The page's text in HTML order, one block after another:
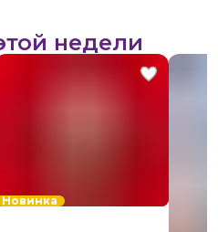
недели
Новинка